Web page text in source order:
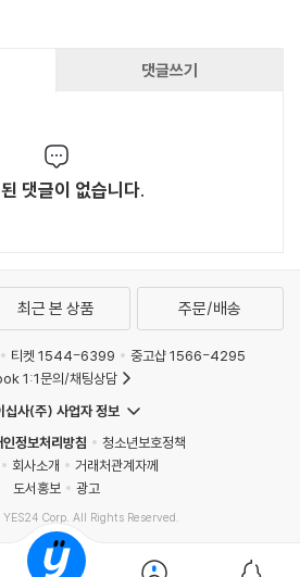
댓글쓰기
댓글이 없습니다.
최근 본 상품 주문/배송
티켓 1544-6399
중고샵 1566-4295
1:1문의/채팅상담
십사(주) 사업자 정보
인정보처리방침
청소년보호정책
회사소개
거래처관계자께
도서홍보
광고
Corp. All Rights Reserved.